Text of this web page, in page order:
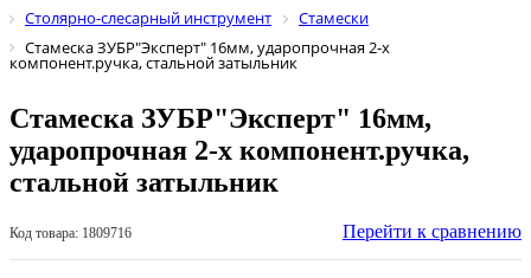
Столярно-слесарный инструмент
Стамески
Стамеска ЗУБР"Эксперт" 16мм, ударопрочная 2-х
компонент.ручка, стальной затыльник
Стамеска ЗУБР"Эксперт" 16мм,
ударопрочная 2-х компонент.ручка,
стальной затыльник
Код товара: 1809716 Перейти к сравнению